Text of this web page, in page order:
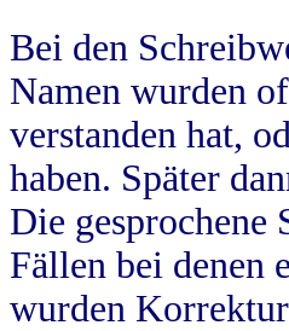
Bei den
Namen wurden
verstanden hat,
haben. Später
Die
Fällen bei denen
wurden